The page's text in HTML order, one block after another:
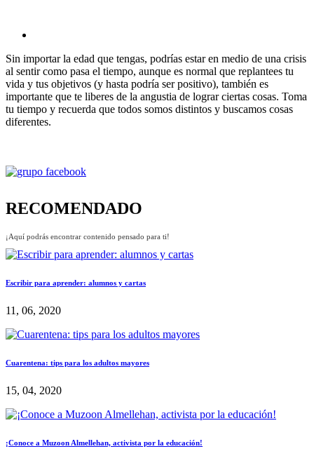
Sin importar la edad que tengas, podrías estar en medio de una crisis
al sentir como pasa el tiempo, aunque es normal que replantees tu
vida y tus objetivos (y hasta podría ser positivo), también es
importante que te liberes de la angustia de lograr ciertas cosas. Toma
tu tiempo y recuerda que todos somos distintos y buscamos cosas
diferentes.
RECOMENDADO
¡Aquí podrás encontrar contenido pensado para ti!
Escribir para aprender: alumnos y cartas
11, 06, 2020
Cuarentena: tips para los adultos mayores
15, 04, 2020
¡Conoce a Muzoon Almellehan, activista por la educación!